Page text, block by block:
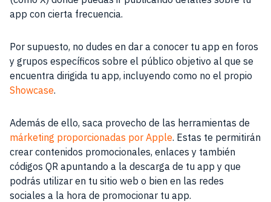
app con cierta frecuencia.
Por supuesto, no dudes en dar a conocer tu app en foros
y grupos específicos sobre el público objetivo al que se
encuentra dirigida tu app, incluyendo como no el propio
Showcase.
Además de ello, saca provecho de las herramientas de
márketing proporcionadas por Apple. Estas te permitirán
crear contenidos promocionales, enlaces y también
códigos QR apuntando a la descarga de tu app y que
podrás utilizar en tu sitio web o bien en las redes
sociales a la hora de promocionar tu app.